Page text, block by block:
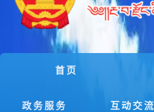
首页
政务服务 互动交流